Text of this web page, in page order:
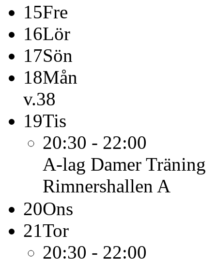
15Fre
16Lör
17Sön
18Mån
v.38
19Tis
20:30 - 22:00
A-lag Damer Träning
Rimnershallen A
20Ons
21Tor
20:30 - 22:00